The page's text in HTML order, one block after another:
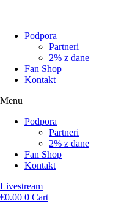
Podpora
Partneri
2% z dane
Fan Shop
Kontakt
Menu
Podpora
Partneri
2% z dane
Fan Shop
Kontakt
Livestream
€0.00 0 Cart